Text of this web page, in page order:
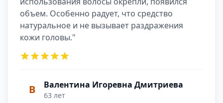
объем. Особенно радует, что средство
натуральное и не вызывает раздражения
кожи головы."
В Валентина Игоревна Дмитриева
63 лет